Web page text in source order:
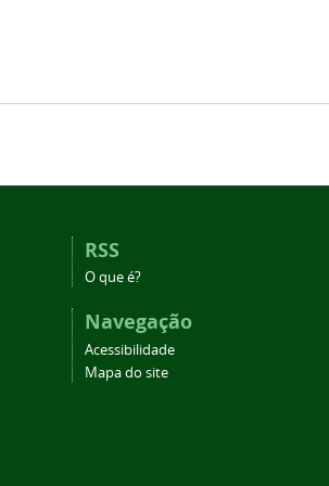
RSS
O que é?
Navegação
Acessibilidade
Mapa do site